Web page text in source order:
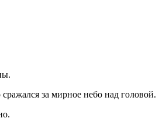
за мирное небо над головой.